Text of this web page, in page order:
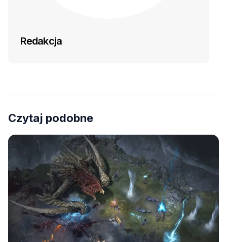
Redakcja
Czytaj podobne